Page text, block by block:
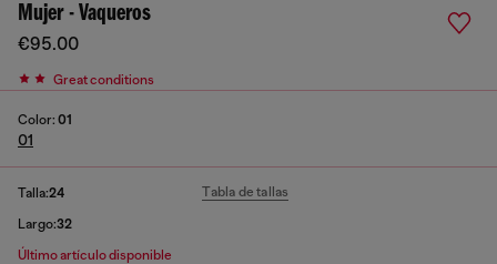
Mujer - Vaqueros
€95.00
Great conditions
Color: 01
01
Talla:24 Tabla de tallas
Largo:32
Último artículo disponible